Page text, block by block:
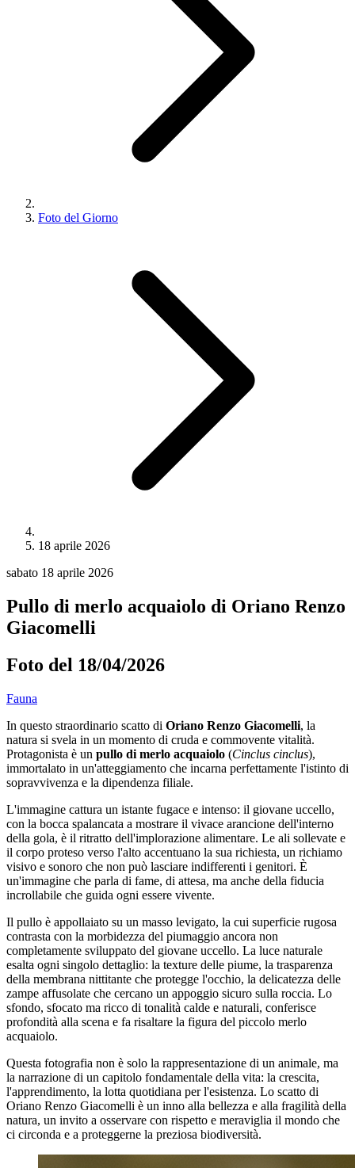
Foto del Giorno
18 aprile 2026
sabato 18 aprile 2026
Pullo di merlo acquaiolo di Oriano Renzo
Giacomelli
Foto del 18/04/2026
Fauna
In questo straordinario scatto di Oriano Renzo Giacomelli, la
natura si svela in un momento di cruda e commovente vitalità.
Protagonista è un pullo di merlo acquaiolo (Cinclus cinclus),
immortalato in un'atteggiamento che incarna perfettamente l'istinto di
sopravvivenza e la dipendenza filiale.
L'immagine cattura un istante fugace e intenso: il giovane uccello,
con la bocca spalancata a mostrare il vivace arancione dell'interno
della gola, è il ritratto dell'implorazione alimentare. Le ali sollevate e
il corpo proteso verso l'alto accentuano la sua richiesta, un richiamo
visivo e sonoro che non può lasciare indifferenti i genitori. È
un'immagine che parla di fame, di attesa, ma anche della fiducia
incrollabile che guida ogni essere vivente.
Il pullo è appollaiato su un masso levigato, la cui superficie rugosa
contrasta con la morbidezza del piumaggio ancora non
completamente sviluppato del giovane uccello. La luce naturale
esalta ogni singolo dettaglio: la texture delle piume, la trasparenza
della membrana nittitante che protegge l'occhio, la delicatezza delle
zampe affusolate che cercano un appoggio sicuro sulla roccia. Lo
sfondo, sfocato ma ricco di tonalità calde e naturali, conferisce
profondità alla scena e fa risaltare la figura del piccolo merlo
acquaiolo.
Questa fotografia non è solo la rappresentazione di un animale, ma
la narrazione di un capitolo fondamentale della vita: la crescita,
l'apprendimento, la lotta quotidiana per l'esistenza. Lo scatto di
Oriano Renzo Giacomelli è un inno alla bellezza e alla fragilità della
natura, un invito a osservare con rispetto e meraviglia il mondo che
ci circonda e a proteggerne la preziosa biodiversità.